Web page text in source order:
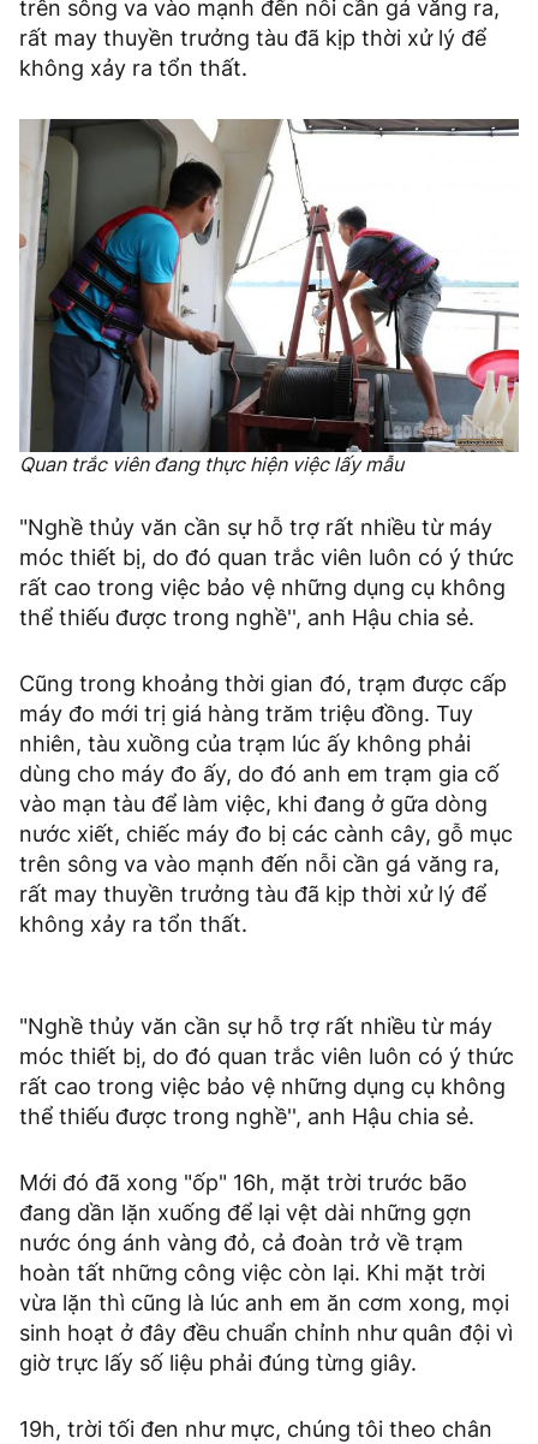
trên sông va vào mạnh đến nỗi cần gá văng ra,
rất may thuyền trưởng tàu đã kịp thời xử lý để
không xảy ra tổn thất.
Quan trắc viên đang thực hiện việc lấy mẫu
"Nghề thủy văn cần sự hỗ trợ rất nhiều từ máy
móc thiết bị, do đó quan trắc viên luôn có ý thức
rất cao trong việc bảo vệ những dụng cụ không
thể thiếu được trong nghề'', anh Hậu chia sẻ.
Cũng trong khoảng thời gian đó, trạm được cấp
máy đo mới trị giá hàng trăm triệu đồng. Tuy
nhiên, tàu xuồng của trạm lúc ấy không phải
dùng cho máy đo ấy, do đó anh em trạm gia cố
vào mạn tàu để làm việc, khi đang ở gữa dòng
nước xiết, chiếc máy đo bị các cành cây, gỗ mục
trên sông va vào mạnh đến nỗi cần gá văng ra,
rất may thuyền trưởng tàu đã kịp thời xử lý để
không xảy ra tổn thất.
"Nghề thủy văn cần sự hỗ trợ rất nhiều từ máy
móc thiết bị, do đó quan trắc viên luôn có ý thức
rất cao trong việc bảo vệ những dụng cụ không
thể thiếu được trong nghề'', anh Hậu chia sẻ.
Mới đó đã xong "ốp" 16h, mặt trời trước bão
đang dần lặn xuống để lại vệt dài những gợn
nước óng ánh vàng đỏ, cả đoàn trở về trạm
hoàn tất những công việc còn lại. Khi mặt trời
vừa lặn thì cũng là lúc anh em ăn cơm xong, mọi
sinh hoạt ở đây đều chuẩn chỉnh như quân đội vì
giờ trực lấy số liệu phải đúng từng giây.
19h, trời tối đen như mực, chúng tôi theo chân